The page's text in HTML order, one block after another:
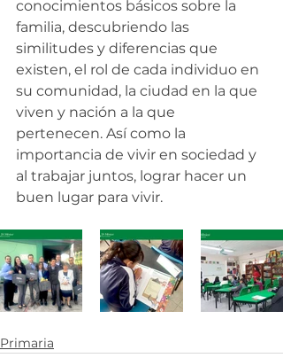
conocimientos básicos sobre la
familia, descubriendo las
similitudes y diferencias que
existen, el rol de cada individuo en
su comunidad, la ciudad en la que
viven y nación a la que
pertenecen. Así como la
importancia de vivir en sociedad y
al trabajar juntos, lograr hacer un
buen lugar para vivir.
Primaria